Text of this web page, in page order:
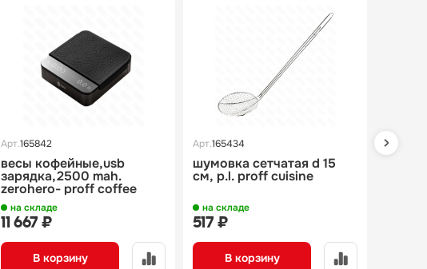
Арт.165842
весы кофейные,usb
зарядка,2500 mah.
zerohero- proff coffee
на складе
11 667 ₽
В корзину
Арт.165434
шумовка сетчатая d 15
см, p.l. proff cuisine
на складе
517 ₽
В корзину
Арт.